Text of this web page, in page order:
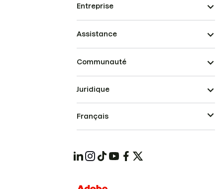
Entreprise
Assistance
Communauté
Juridique
Français